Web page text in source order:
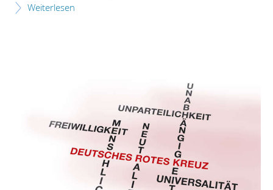
Weiterlesen